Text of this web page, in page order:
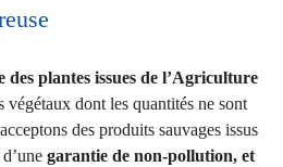
des plantes issues de l’Agriculture
végétaux dont les quantités ne sont
des produits sauvages issus
garantie de non-pollution, et